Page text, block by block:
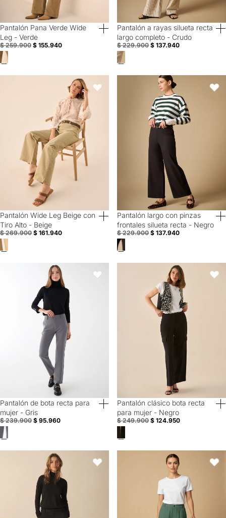
40% Off
Pantalón Pana Verde Wide
Leg - Verde
$ 259.900 $ 155.940
40% Off
Pantalón a rayas silueta recta
largo completo - Crudo
$ 229.900 $ 137.940
Pantalón Wide Leg Beige con Tiro Alto - Beige
40% Off
Pantalón Wide Leg Beige con
Tiro Alto - Beige
$ 269.900 $ 161.940
Favoritos
Pantalón largo con pinzas
40% Off
Pantalón largo con pinzas
frontales silueta recta - Negro
$ 229.900 $ 137.940
Pantalón de bota recta para mujer - Gris
60% Off
Pantalón de bota recta para
mujer - Gris
$ 239.900 $ 95.960
Favoritos
Pantalón clásico bota recta para
50% Off
Pantalón clásico bota recta
para mujer - Negro
$ 249.900 $ 124.950
Pantalón chino tobillero silueta recta - Negro
Favoritos
Pantalón cargo wide leg con